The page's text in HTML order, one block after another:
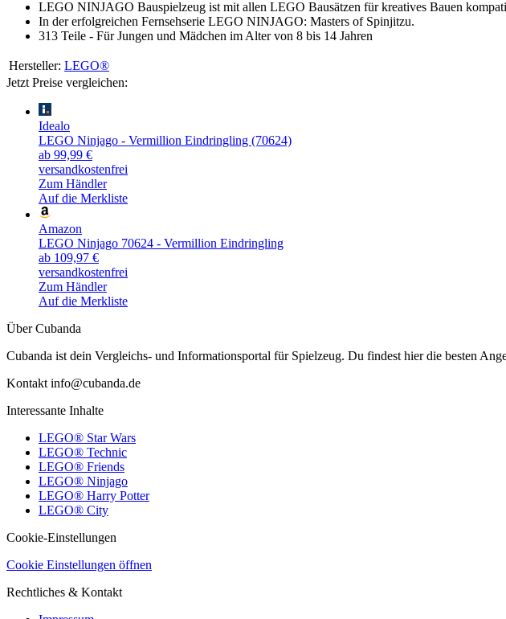
LEGO NINJAGO Bauspielzeug ist mit allen LEGO Bausätzen für kreatives Bauen
In der erfolgreichen Fernsehserie LEGO NINJAGO: Masters of Spinjitzu.
313 Teile - Für Jungen und Mädchen im Alter von 8 bis 14 Jahren
Hersteller: LEGO®
Jetzt Preise vergleichen:
Idealo
LEGO Ninjago - Vermillion Eindringling (70624)
ab 99,99 €
versandkostenfrei
Zum Händler
Auf die Merkliste
Amazon
LEGO Ninjago 70624 - Vermillion Eindringling
ab 109,97 €
versandkostenfrei
Zum Händler
Auf die Merkliste
Über Cubanda
Cubanda ist dein Vergleichs- und Informationsportal für Spielzeug. Du findest hier die besten
Kontakt info@cubanda.de
Interessante Inhalte
LEGO® Star Wars
LEGO® Technic
LEGO® Friends
LEGO® Ninjago
LEGO® Harry Potter
LEGO® City
Cookie-Einstellungen
Cookie Einstellungen öffnen
Rechtliches & Kontakt